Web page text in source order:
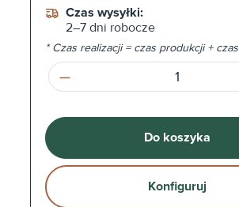
Czas wysyłki:
2–7 dni robocze
* Czas realizacji = czas produkcji +
Ilość produktu:
Do koszyka
Konfiguruj